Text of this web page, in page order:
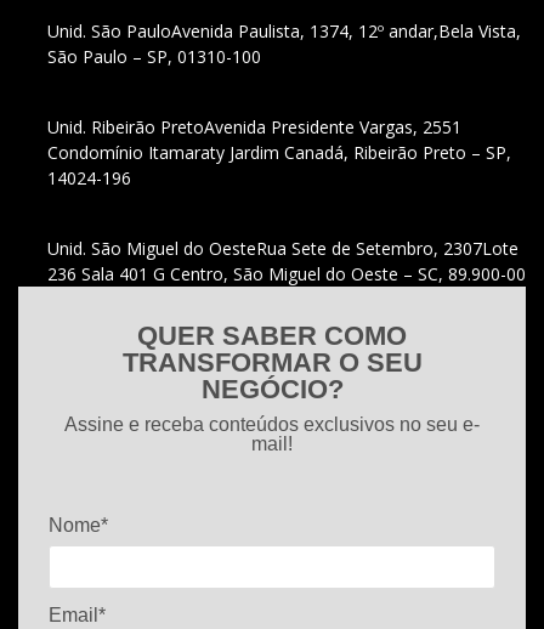
Unid. São PauloAvenida Paulista, 1374, 12º andar,Bela Vista,
São Paulo – SP, 01310-100
Unid. Ribeirão PretoAvenida Presidente Vargas, 2551
Condomínio Itamaraty Jardim Canadá, Ribeirão Preto – SP,
14024-196
Unid. São Miguel do OesteRua Sete de Setembro, 2307Lote
236 Sala 401 G Centro, São Miguel do Oeste – SC, 89.900-00
QUER SABER COMO
TRANSFORMAR O SEU
NEGÓCIO?
Assine e receba conteúdos exclusivos no seu e-
mail!
Nome*
Email*